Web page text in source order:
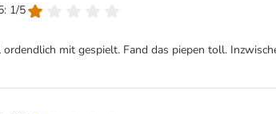
1/5
mit gespielt. Fand das piepen toll.